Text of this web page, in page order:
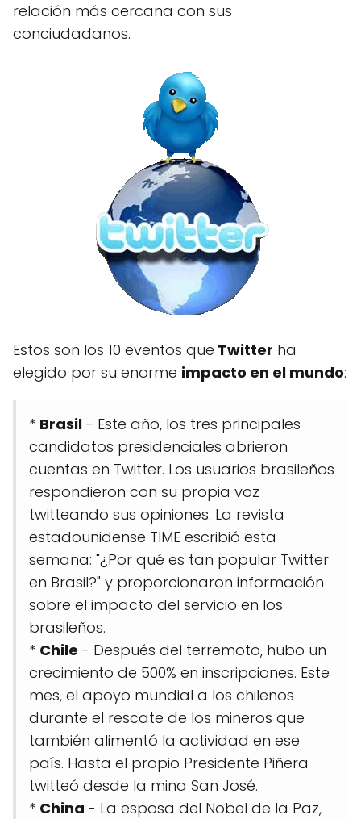
relación más cercana con sus
conciudadanos.
Estos son los 10 eventos que Twitter ha
elegido por su enorme impacto en el mundo:
* Brasil - Este año, los tres principales
candidatos presidenciales abrieron
cuentas en Twitter. Los usuarios brasileños
respondieron con su propia voz
twitteando sus opiniones. La revista
estadounidense TIME escribió esta
semana: "¿Por qué es tan popular Twitter
en Brasil?" y proporcionaron información
sobre el impacto del servicio en los
brasileños.
* Chile - Después del terremoto, hubo un
crecimiento de 500% en inscripciones. Este
mes, el apoyo mundial a los chilenos
durante el rescate de los mineros que
también alimentó la actividad en ese
país. Hasta el propio Presidente Piñera
twitteó desde la mina San José.
* China - La esposa del Nobel de la Paz,